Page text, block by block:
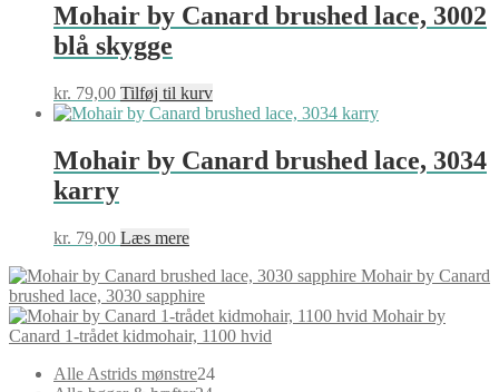
Mohair by Canard brushed lace, 3002
blå skygge
kr. 79,00 Tilføj til kurv
Mohair by Canard brushed lace, 3034
karry
kr. 79,00 Læs mere
Mohair by Canard
brushed lace, 3030 sapphire
Mohair by
Canard 1-trådet kidmohair, 1100 hvid
Alle Astrids mønstre2424